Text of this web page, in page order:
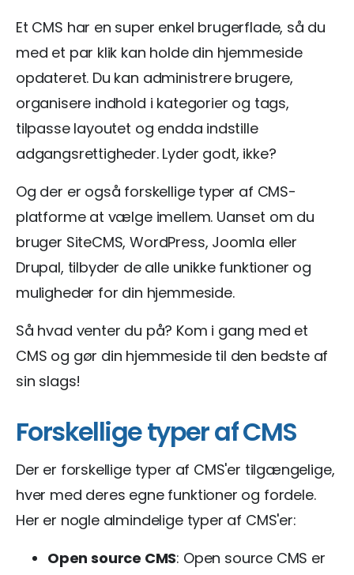
Et CMS har en super enkel brugerflade, så du
med et par klik kan holde din hjemmeside
opdateret. Du kan administrere brugere,
organisere indhold i kategorier og tags,
tilpasse layoutet og endda indstille
adgangsrettigheder. Lyder godt, ikke?
Og der er også forskellige typer af CMS-
platforme at vælge imellem. Uanset om du
bruger SiteCMS, WordPress, Joomla eller
Drupal, tilbyder de alle unikke funktioner og
muligheder for din hjemmeside.
Så hvad venter du på? Kom i gang med et
CMS og gør din hjemmeside til den bedste af
sin slags!
Forskellige typer af CMS
Der er forskellige typer af CMS'er tilgængelige,
hver med deres egne funktioner og fordele.
Her er nogle almindelige typer af CMS'er:
Open source CMS: Open source CMS er